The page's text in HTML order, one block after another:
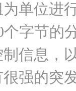
单位进
个字节的
信息，
强的突